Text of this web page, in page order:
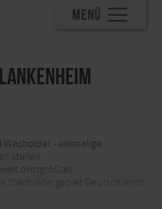
MENÜ
- einmalige
steilen
drittgrößtes
Wacholdergebiet Deutschlands